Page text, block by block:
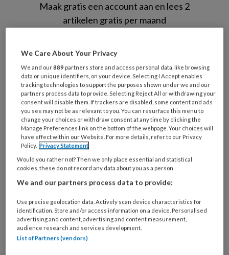
Maak gratis een account aan en lees 2
artikelen gratis per maand
Wat
is
je
e-
mailadres?
* *
Kies
je
wachtwoord* *
Kies
je
functie *
welke
organisatie
werk
je?
Untitled
Ontvang 2x per week de
We Care About Your Privacy
We and our889 partners store and access personal data, like browsing
data or unique identifiers, on your device. Selecting I Accept enables
tracking technologies to support the purposes shown under we and our
partners process data to provide. Selecting Reject All or withdrawing your
consent will disable them. If trackers are disabled, some content and ads
you see may not be as relevant to you. You can resurface this menu to
change your choices or withdraw consent at any time by clicking the
Manage Preferences link on the bottom of the webpage. Your choices will
have effect within our Website. For more details, refer to our Privacy
Policy. Privacy Statement
Would you rather not? Then we only place essential and statistical
cookies, these do not record any data about you as a person
We and our partners process data to provide:
Use precise geolocation data. Actively scan device characteristics for
identification. Store and/or access information on a device. Personalised
advertising and content, advertising and content measurement,
audience research and services development.
List of Partners (vendors)